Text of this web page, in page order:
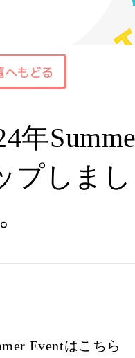
年
プしまし
Eventはこちら